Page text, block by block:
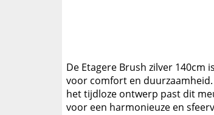
De Etagere Brush zilver
voor comfort en
het tijdloze ontwerp past dit
voor een harmonieuze en